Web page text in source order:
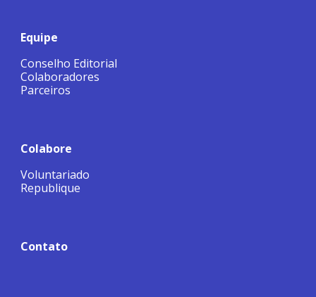
Equipe
Conselho Editorial
Colaboradores
Parceiros
Colabore
Voluntariado
Republique
Contato